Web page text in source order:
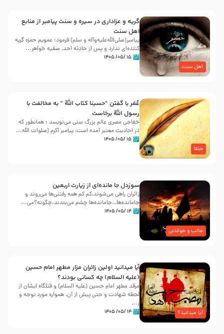
اهل سنت
گریه و عزاداری در سیره و سنت پیامبر از منابع
اهل سنت
پیامبر(صلی‌الله‌علیه‌وآله و سلم) فرمود: عمویم حمزه گریه
کننده‌ای ندارد و پس از حادثه احد، صفیه خواهر...
۱۵ /۰۵/ ۱۴۰۵
خلفا
عُمَر با گفتن “حسبنا كتاب اللّه ” به مخالفت با
رسول اللّه برخاست
خفاجی مصری عالم بزرگ سنی می‌نویسد : همانطور که
در احادیث معتبر آمده است، پیامبر اکرم (صلوات اللّه...
۱۵ /۰۵/ ۱۴۰۵
جالب و خواندنی
سوزدل جا مانده‌ای از زیارت اربعین
زائران راهی می‌شوند،کم‌ کم همه رفتنی‌ها می‌روند و
جامانده‌ها…جامانده‌ها چشم می‌بندند.چگونه؟می‌...
۱۴ /۰۵/ ۱۴۰۵
آیا میدانید؟
آیا میدانید اولین زائران مزار مطهر امام حسین
(علیه السلام) چه کسانی بودند؟
مرقد مطهر امام حسین (علیه السلام) و قتلگاه ایشان از
لحظه شهادت و حتی پیش از آن، همواره مورد توجه و
ز...
۱۴ /۰۵/ ۱۴۰۵